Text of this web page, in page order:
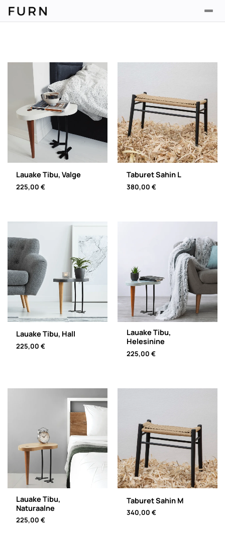
Lauake Tibu, Valge
225,00€
Taburet Sahin L
380,00 €
Lauake Tibu, Hall
225,00€
Lauake Tibu,
Helesinine
225,00 €
Lauake Tibu,
Naturaalne
225,00€
Taburet Sahin M
340,00 €